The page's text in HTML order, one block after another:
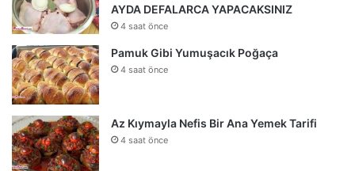
AYDA DEFALARCA YAPACAKSINIZ
4 saat önce
Pamuk Gibi Yumuşacık Poğaça
4 saat önce
Az Kıymayla Nefis Bir Ana Yemek Tarifi
4 saat önce